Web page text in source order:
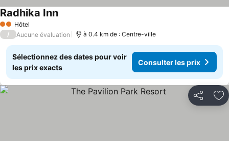
2 Étoiles
Hôtel
Radhika Inn
/ Aucune évaluation à 0.4 km de : Centre-ville
Sélectionnez des dates pour voir
les prix exacts
Consulter les prix
Partager